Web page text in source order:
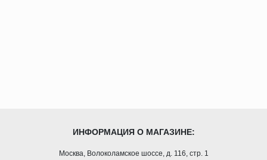
ИНФОРМАЦИЯ О МАГАЗИНЕ:
Москва, Волоколамское шоссе, д. 116, стр. 1